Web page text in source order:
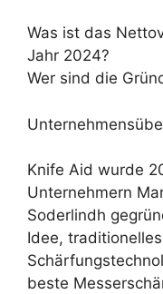
Was ist das
Jahr 2024?
Wer sind die
Knife Aid wurde
Unternehmern
Soderlindh
Idee,
beste